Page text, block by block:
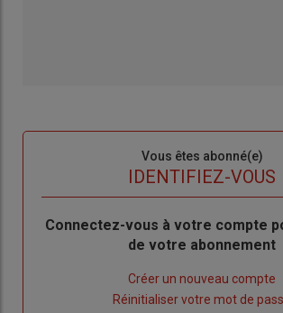
Vous êtes abonné(e)
IDENTIFIEZ-VOUS
Body
Connectez-vous à votre compte
de votre abonnement
Créer un nouveau compte
Réinitialiser votre mot de